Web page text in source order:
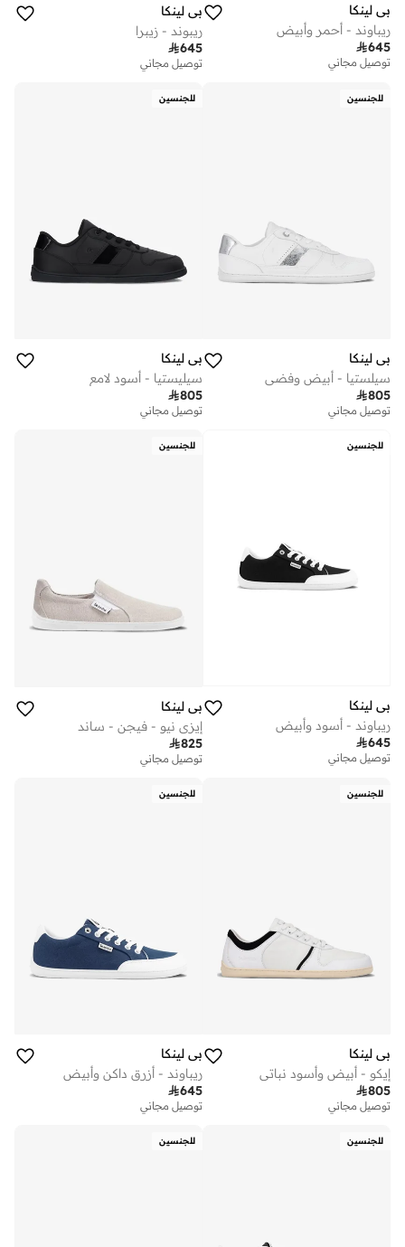
بي لينكا
ريباوند - أحمر وأبيض
645
توصيل مجاني
بي لينكا
ريبوند - زيبرا
645
توصيل مجاني
للجنسين
بي لينكا
سيلستيا - أبيض وفضي
805
توصيل مجاني
للجنسين
بي لينكا
سيليستيا - أسود لامع
805
توصيل مجاني
للجنسين
بي لينكا
ريباوند - أسود وأبيض
645
توصيل مجاني
للجنسين
بي لينكا
إيزي نيو - فيجن - ساند
825
توصيل مجاني
للجنسين
بي لينكا
إيكو - أبيض وأسود نباتي
805
توصيل مجاني
للجنسين
بي لينكا
ريباوند - أزرق داكن وأبيض
645
توصيل مجاني
للجنسين للجنسين